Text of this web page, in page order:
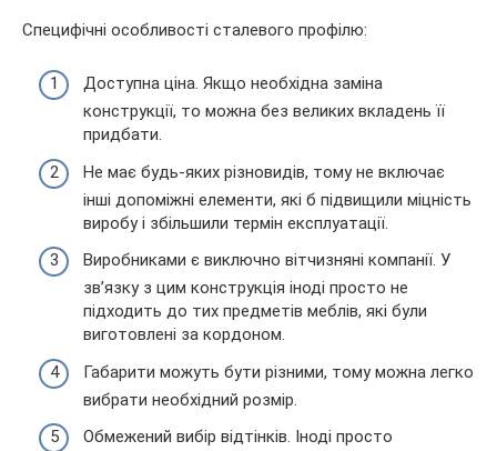
Специфічні особливості сталевого профілю:
Доступна ціна. Якщо необхідна заміна
конструкції, то можна без великих вкладень її
придбати.
Не має будь-яких різновидів, тому не включає
інші допоміжні елементи, які б підвищили міцність
виробу і збільшили термін експлуатації.
Виробниками є виключно вітчизняні компанії. У
зв’язку з цим конструкція іноді просто не
підходить до тих предметів меблів, які були
виготовлені за кордоном.
Габарити можуть бути різними, тому можна легко
вибрати необхідний розмір.
Обмежений вибір відтінків. Іноді просто